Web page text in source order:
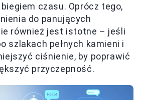
czasu. Oprócz tego,
do panujących
również jest istotne – jeśli
szlakach pełnych kamieni i
ciśnienie, by poprawić
przyczepność.